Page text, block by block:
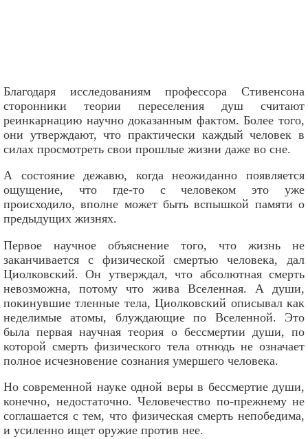
Благодаря исследованиям профессора Стивенсона
сторонники теории переселения душ считают
реинкарнацию научно доказанным фактом. Более того,
они утверждают, что практически каждый человек в
силах просмотреть свои прошлые жизни даже во сне.
А состояние дежавю, когда неожиданно появляется
ощущение, что где-то с человеком это уже
происходило, вполне может быть вспышкой памяти о
предыдущих жизнях.
Первое научное объяснение того, что жизнь не
заканчивается с физической смертью человека, дал
Циолковский. Он утверждал, что абсолютная смерть
невозможна, потому что жива Вселенная. А души,
покинувшие тленные тела, Циолковский описывал как
неделимые атомы, блуждающие по Вселенной. Это
была первая научная теория о бессмертии души, по
которой смерть физического тела отнюдь не означает
полное исчезновение сознания умершего человека.
Но современной науке одной веры в бессмертие души,
конечно, недостаточно. Человечество по-прежнему не
соглашается с тем, что физическая смерть непобедима,
и усиленно ищет оружие против нее.